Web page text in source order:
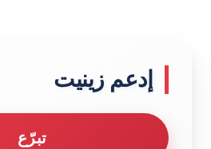
إدعم زينيت
تبرّع